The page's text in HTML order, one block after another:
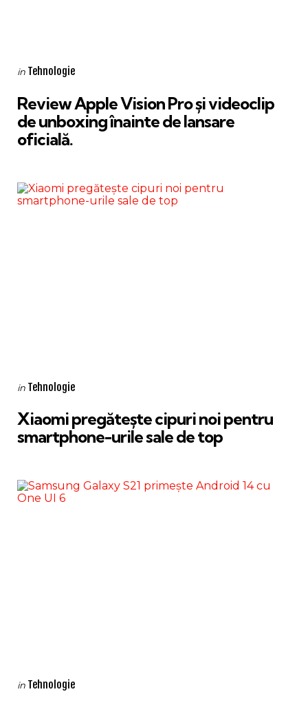
Categories
Posted
in Tehnologie
Review Apple Vision Pro și videoclip
de unboxing înainte de lansare
oficială.
Categories
Posted
in Tehnologie
Xiaomi pregătește cipuri noi pentru
smartphone-urile sale de top
Categories
Posted
in Tehnologie